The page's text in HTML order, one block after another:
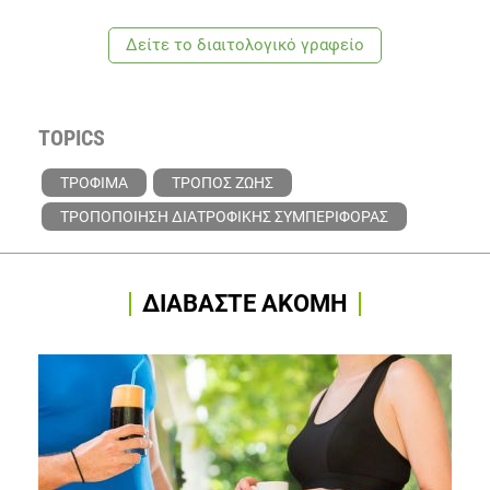
ΤΡΟΠΟΠΟΙΗΣΗ ΔΙΑΤΡΟΦΙΚΗΣ ΣΥΜΠΕΡΙΦΟΡΑΣ
ΔΙΑΒΑΣΤΕ ΑΚΟΜΗ